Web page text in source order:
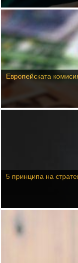
Европейската
5 принципа на